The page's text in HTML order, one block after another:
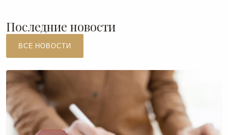
Последние новости
ВСЕ НОВОСТИ